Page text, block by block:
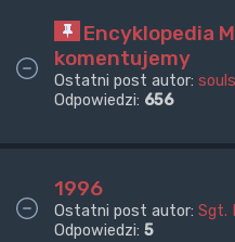
Encyklopedia
komentujemy
Ostatni post autor:
Odpowiedzi: 656
1996
Ostatni post autor: Sgt.
Odpowiedzi: 5